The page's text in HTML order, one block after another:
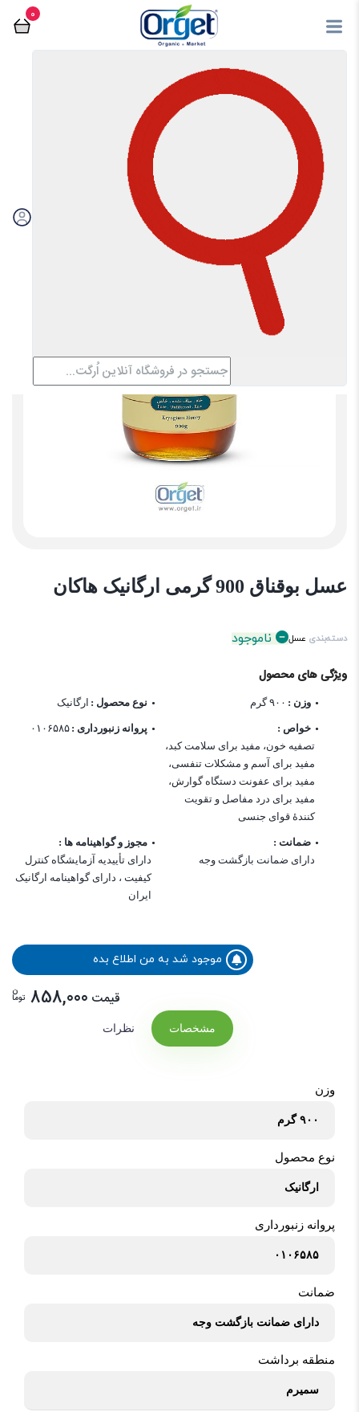
0
عسل بوقناق 900 گرمی ارگانیک هاکان
دسته‌بندی عسل ناموجود
ویژگی های محصول
وزن : ۹۰۰ گرم نوع محصول : ارگانیک
خواص :
تصفیه خون، مفید برای سلامت کبد،
مفید برای آسم و مشکلات تنفسی،
مفید برای عفونت دستگاه گوارش،
مفید برای درد مفاصل و تقویت
کنندۀ قوای جنسی
پروانه زنبورداری : ۰۱۰۶۵۸۵
ضمانت :
دارای ضمانت بازگشت وجه
مجوز و گواهینامه ها :
دارای تأییدیه آزمایشگاه کنترل
کیفیت ، دارای گواهینامه ارگانیک
ایران
موجود شد به من اطلاع بده
قیمت 858,000 توما
ن
مشخصات نظرات
وزن
۹۰۰ گرم
نوع محصول
ارگانیک
پروانه زنبورداری
۰۱۰۶۵۸۵
ضمانت
دارای ضمانت بازگشت وجه
منطقه برداشت
سمیرم